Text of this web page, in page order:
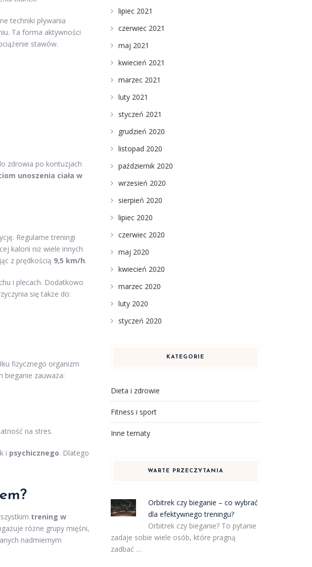
techniki pływania
Ta forma aktywności
stawów.
zdrowia po kontuzjach
unoszenia ciała w
Regularne treningi
kalorii niż wiele innych
z prędkością 9,5 km/h.
i plecach. Dodatkowo
się także do:
fizycznego organizm
bieganie zauważa:
na stres.
i psychicznego. Dlatego
trening w
różne grupy mięśni,
nadmiernym
lipiec 2021
czerwiec 2021
maj 2021
kwiecień 2021
marzec 2021
luty 2021
styczeń 2021
grudzień 2020
listopad 2020
październik 2020
wrzesień 2020
sierpień 2020
lipiec 2020
czerwiec 2020
maj 2020
kwiecień 2020
marzec 2020
luty 2020
styczeń 2020
KATEGORIE
Dieta i zdrowie
Fitness i sport
Inne tematy
WARTE PRZECZYTANIA
Orbitrek czy bieganie – co wybrać
dla efektywnego treningu?
Orbitrek czy bieganie? To pytanie
zadaje sobie wiele osób, które pragną
zadbać …